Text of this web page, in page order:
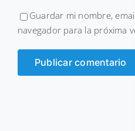
Guardar mi nombre,
navegador para la próxima